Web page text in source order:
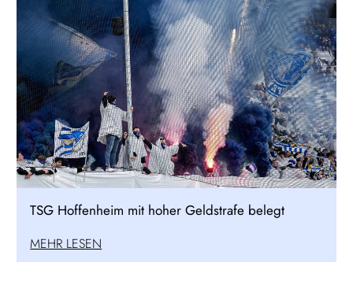
TSG Hoffenheim mit hoher Geldstrafe belegt
MEHR LESEN